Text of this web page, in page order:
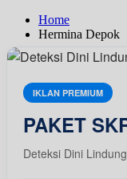
Home
Hermina Depok
IKLAN PREMIUM
PAKET
Deteksi Dini